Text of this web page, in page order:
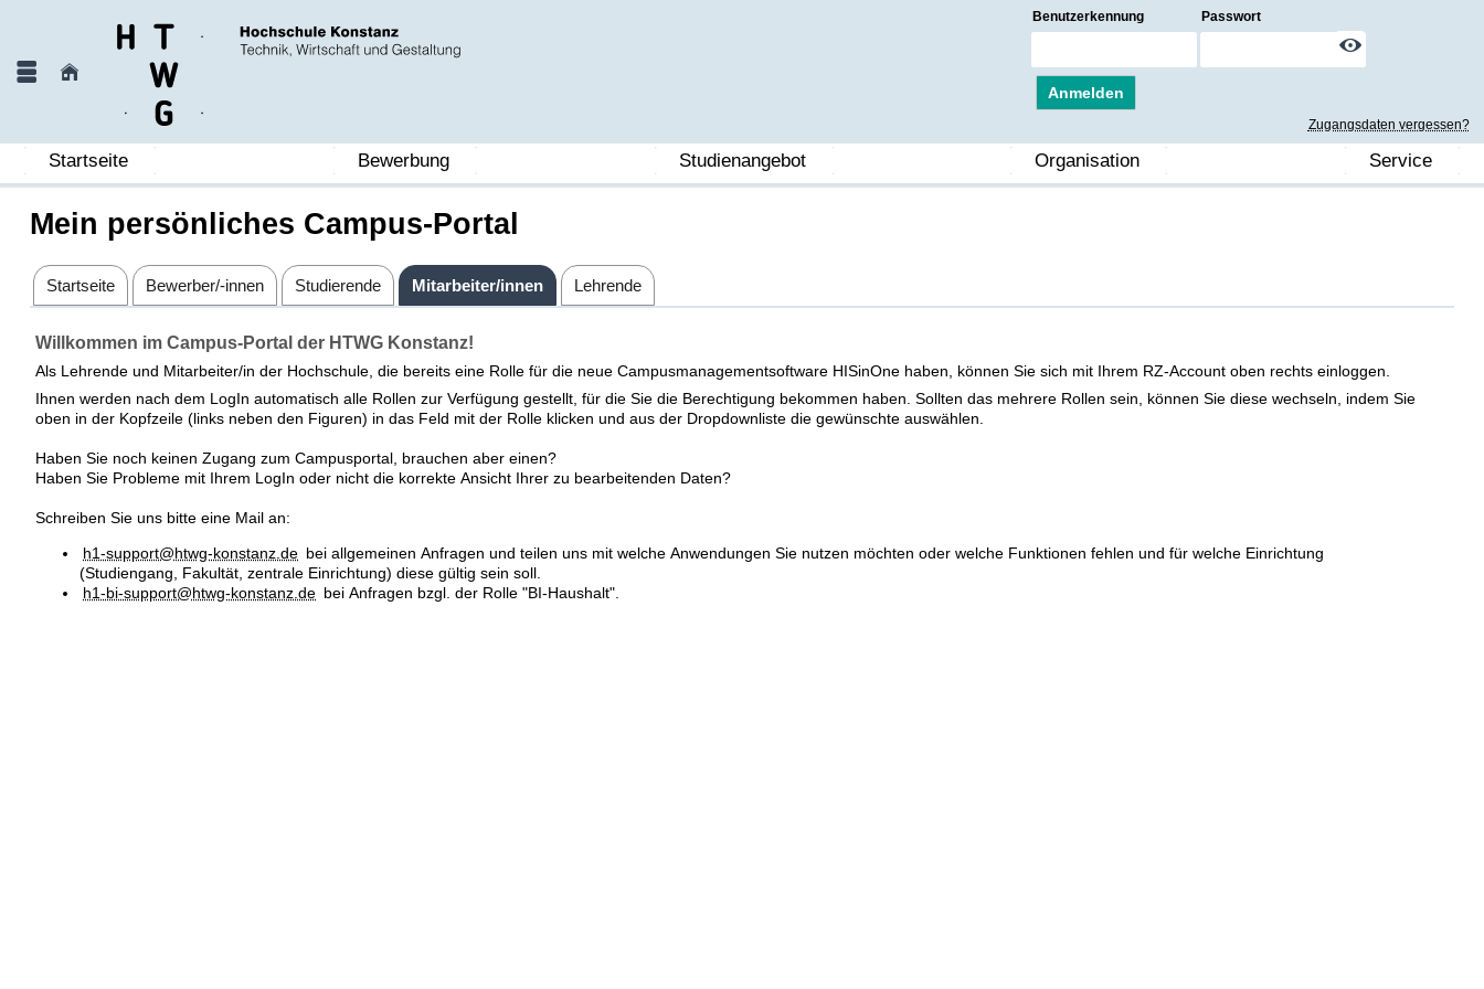
Benutzerkennung Passwort
Anmelden
Zugangsdaten vergessen?
Startseite Bewerbung Studienangebot Organisation Service
Mein persönliches Campus-Portal
Startseite Bewerber/-innen Studierende Mitarbeiter/innen Lehrende
Willkommen im Campus-Portal der HTWG Konstanz!
Als Lehrende und Mitarbeiter/in der Hochschule, die bereits eine Rolle für die neue Campusmanagementsoftware HISinOne haben, können Sie sich mit Ihrem RZ-Account oben rechts einloggen.
Ihnen werden nach dem LogIn automatisch alle Rollen zur Verfügung gestellt, für die Sie die Berechtigung bekommen haben. Sollten das mehrere Rollen sein, können Sie diese wechseln, indem Sie
oben in der Kopfzeile (links neben den Figuren) in das Feld mit der Rolle klicken und aus der Dropdownliste die gewünschte auswählen.
Haben Sie noch keinen Zugang zum Campusportal, brauchen aber einen?
Haben Sie Probleme mit Ihrem LogIn oder nicht die korrekte Ansicht Ihrer zu bearbeitenden Daten?
Schreiben Sie uns bitte eine Mail an:
h1-support@htwg-konstanz.de bei allgemeinen Anfragen und teilen uns mit welche Anwendungen Sie nutzen möchten oder welche Funktionen fehlen und für welche Einrichtung
(Studiengang, Fakultät, zentrale Einrichtung) diese gültig sein soll.
h1-bi-support@htwg-konstanz.de bei Anfragen bzgl. der Rolle "BI-Haushalt".